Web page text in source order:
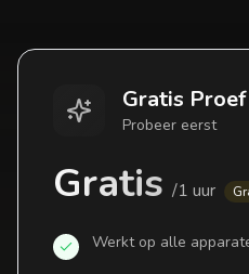
Gratis Proef
Probeer eerst
Gratis /1 uur
Werkt op alle